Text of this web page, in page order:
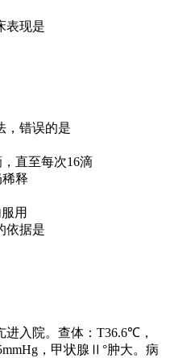
表现是
，错误的是
直至每次16滴
释
用
依据是
进入院。查体：T36.6℃，
，甲状腺Ⅱ°肿大。病